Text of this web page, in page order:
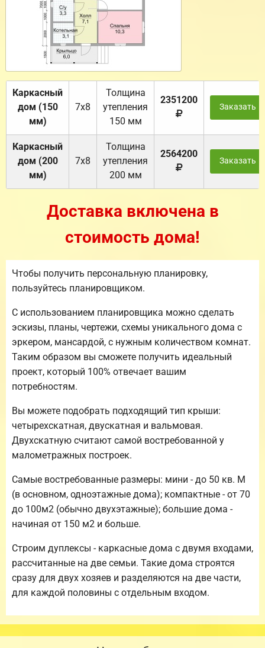
Каркасный
дом (150
мм)
7х8
Толщина
утепления
150 мм
2351200
Заказать
Каркасный
дом (200
мм)
7х8
Толщина
утепления
200 мм
2564200
Заказать
Доставка включена в
стоимость дома!
Чтобы получить персональную планировку,
пользуйтесь планировщиком.
С использованием планировщика можно сделать
эскизы, планы, чертежи, схемы уникального дома с
эркером, мансардой, с нужным количеством комнат.
Таким образом вы сможете получить идеальный
проект, который 100% отвечает вашим
потребностям.
Вы можете подобрать подходящий тип крыши:
четырехскатная, двускатная и вальмовая.
Двухскатную считают самой востребованной у
малометражных построек.
Самые востребованные размеры: мини - до 50 кв. М
(в основном, одноэтажные дома); компактные - от 70
до 100м2 (обычно двухэтажные); большие дома -
начиная от 150 м2 и больше.
Строим дуплексы - каркасные дома с двумя входами,
рассчитанные на две семьи. Такие дома строятся
сразу для двух хозяев и разделяются на две части,
для каждой половины с отдельным входом.